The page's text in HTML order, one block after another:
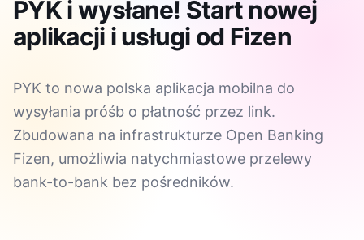
PYK i wysłane! Start nowej
aplikacji i usługi od Fizen
PYK to nowa polska aplikacja mobilna do
wysyłania próśb o płatność przez link.
Zbudowana na infrastrukturze Open Banking
Fizen, umożliwia natychmiastowe przelewy
bank-to-bank bez pośredników.